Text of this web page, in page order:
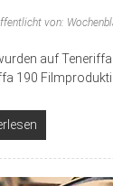
von:
auf
190